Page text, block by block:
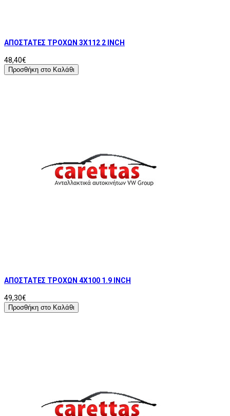
ΑΠΟΣΤΑΤΕΣ ΤΡΟΧΩΝ 3X112 2 INCH
48,40€
Προσθήκη στο Καλάθι
ΑΠΟΣΤΑΤΕΣ ΤΡΟΧΩΝ 4X100 1.9 INCH
49,30€
Προσθήκη στο Καλάθι